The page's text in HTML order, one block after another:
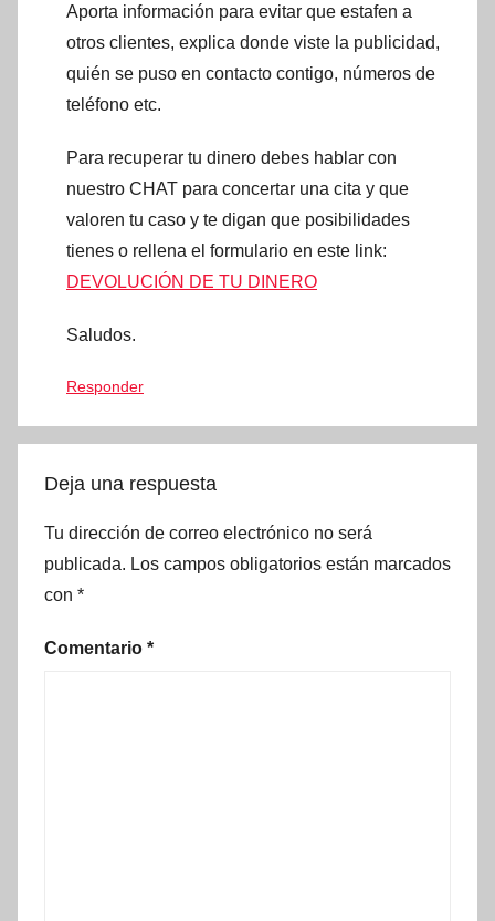
Aporta información para evitar que estafen a
otros clientes, explica donde viste la publicidad,
quién se puso en contacto contigo, números de
teléfono etc.
Para recuperar tu dinero debes hablar con
nuestro CHAT para concertar una cita y que
valoren tu caso y te digan que posibilidades
tienes o rellena el formulario en este link:
DEVOLUCIÓN DE TU DINERO
Saludos.
Responder
Deja una respuesta
Tu dirección de correo electrónico no será
publicada. Los campos obligatorios están marcados
con *
Comentario *